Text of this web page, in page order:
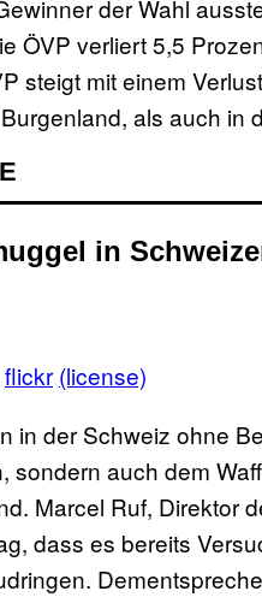
der Wahl
ÖVP verliert 5,5
steigt mit einem
als auch in
in
flickr (license)
in der Schweiz ohne
sondern auch dem
Marcel Ruf, Direktor
dass es bereits